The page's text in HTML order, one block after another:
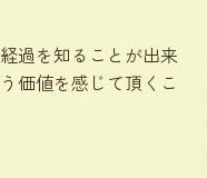
過を知ることが出来
価値を感じて頂くこ